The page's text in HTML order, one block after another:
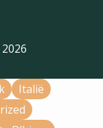
2026
Italië